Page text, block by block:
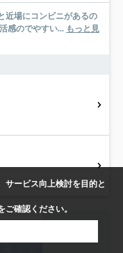
近場にコンビニがあるの
感のでやすい... もっと見
サービス向上検討を目的と
ご確認ください。